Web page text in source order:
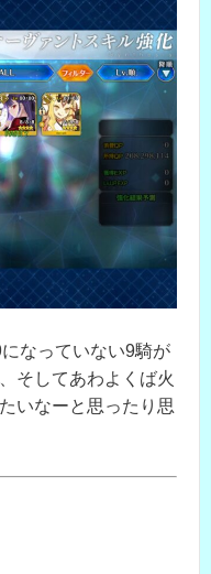
なっていない9騎が
そしてあわよくば火
いなーと思ったり思